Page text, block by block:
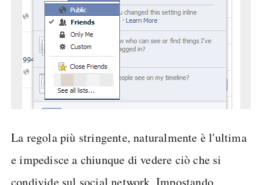
La regola più stringente, naturalmente è l'ultima
e impedisce a chiunque di vedere ciò che si
condivide sul social network. Impostando,